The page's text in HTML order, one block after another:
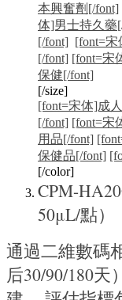
本興奮劑[/font]
体]男士持久藥
[/font] [font=
[/font] [font=宋
保健[/font]
[/size]
[font=宋体]成
[/font] [font=宋
用品[/font]
保健品[/font]
[/color]
CPM-
50μL/點）
通過二維數碼
后30/90/180天